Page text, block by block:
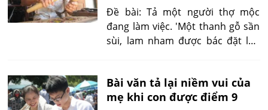
Đề bài: Tả một người thợ mộc
đang làm việc. 'Một thanh gỗ sần
sùi, lam nham được bác đặt lên
đất...'
Bài văn tả lại niềm vui của
mẹ khi con được điểm 9